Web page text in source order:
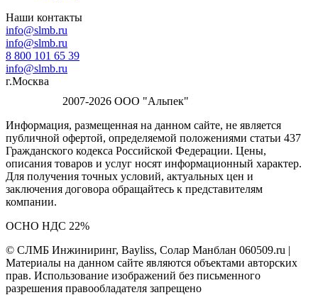
Наши контакты
info@slmb.ru
info@slmb.ru
8 800 101 65 39
info@slmb.ru
г.Москва
2007-2026 ООО "Альпек"
Информация, размещенная на данном сайте, не является
публичной офертой, определяемой положениями статьи 437
Гражданского кодекса Российской Федерации. Цены,
описания товаров и услуг носят информационный характер.
Для получения точных условий, актуальных цен и
заключения договора обращайтесь к представителям
компании.
ОСНО НДС 22%
© СЛМБ Инжиниринг, Bayliss, Солар Манблан 060509.ru |
Материалы на данном сайте являются объектами авторских
прав. Использование изображений без письменного
разрешения правообладателя запрещено